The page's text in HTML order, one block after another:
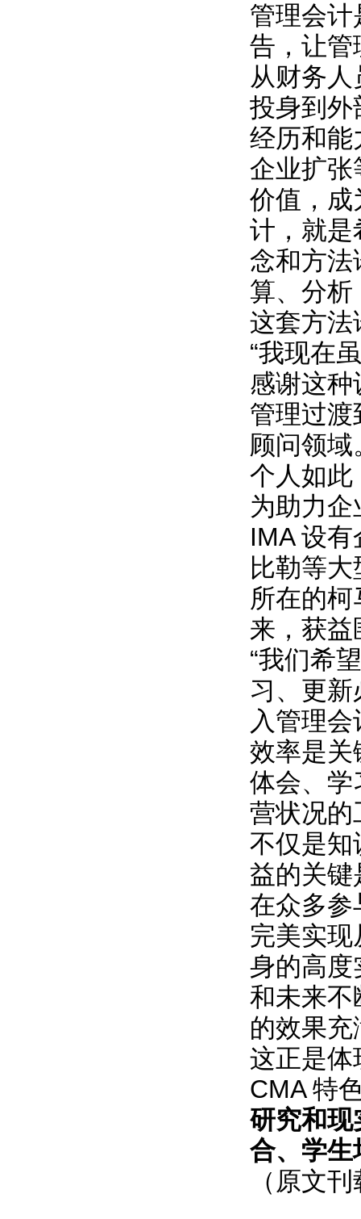
管理会
告，让管
从财务
投身到外
经历和能
企业扩张
价值，成
计，就是
念和方法
算、分
这套方法
“我现在
感谢这种
管理过
顾问领
个人如此
为助力
IMA 设
比勒等
所在的
来，获益
“我们希
习、更
入管理
效率是关
体会、学
营状况的
不仅是知
益的关
在众多参
完美实
身的高度
和未来不
的效果
这正是体
CMA 特
研究和现
合、学生
（原文